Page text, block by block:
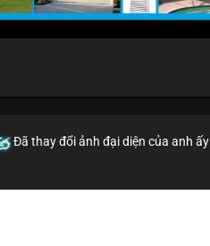
Đã thay đổi ảnh đại diện của anh ấy